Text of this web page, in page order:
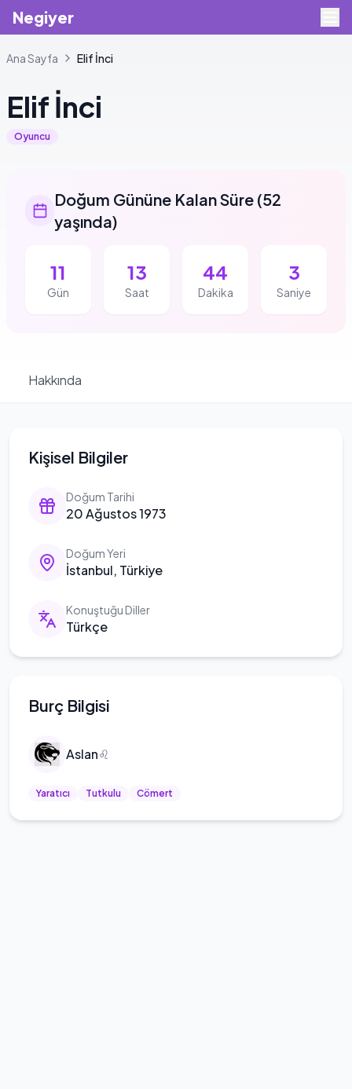
Negiyer
Ana Sayfa Elif İnci
Elif İnci
Oyuncu
Doğum Gününe Kalan Süre (52
yaşında)
11
Gün
13
Saat
44
Dakika
3
Saniye
Hakkında
Kişisel Bilgiler
Doğum Tarihi
20 Ağustos 1973
Doğum Yeri
İstanbul, Türkiye
Konuştuğu Diller
Türkçe
Burç Bilgisi
Aslan♌
Yaratıcı Tutkulu Cömert